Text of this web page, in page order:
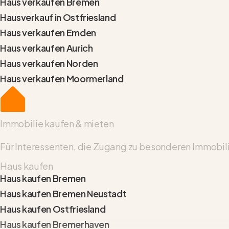
Hausverkauf in Ostfriesland
Haus verkaufen Emden
Haus verkaufen Aurich
Haus verkaufen Norden
Haus verkaufen Moormerland
Immobilie kaufen & mieten
Für Interessenten, die Zugang zu besonderen
Haus kaufen
Haus kaufen Bremen
Haus kaufen Bremen Neustadt
Haus kaufen Ostfriesland
Haus kaufen Bremerhaven